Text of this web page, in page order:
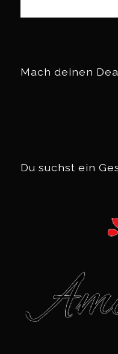
Mach deinen
Du suchst ein